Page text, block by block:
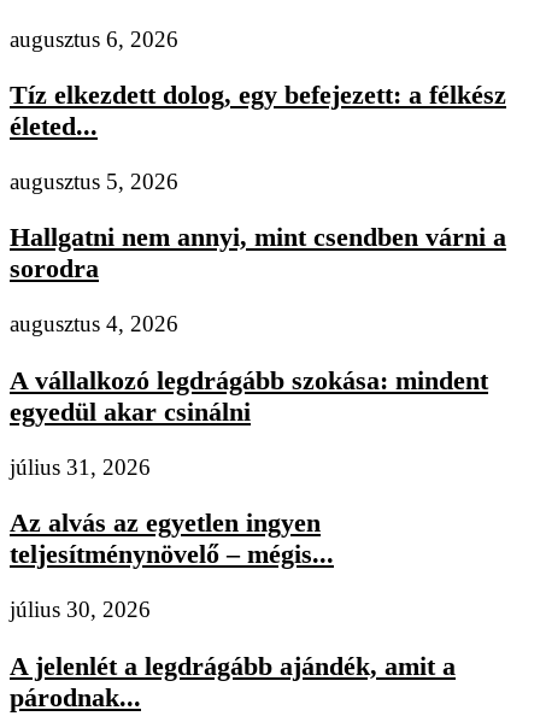
augusztus 6, 2026
Tíz elkezdett dolog, egy befejezett: a félkész
életed...
augusztus 5, 2026
Hallgatni nem annyi, mint csendben várni a
sorodra
augusztus 4, 2026
A vállalkozó legdrágább szokása: mindent
egyedül akar csinálni
július 31, 2026
Az alvás az egyetlen ingyen
teljesítménynövelő – mégis...
július 30, 2026
A jelenlét a legdrágább ajándék, amit a
párodnak...